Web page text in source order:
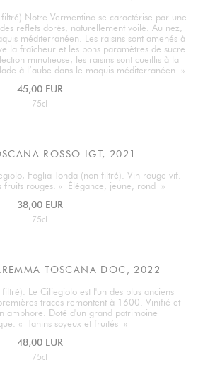
Notre Vermentino se caractérise par une
reflets dorés, naturellement voilé. Au nez,
méditerranéen. Les raisins sont amenés à
la fraîcheur et les bons paramètres de sucre
minutieuse, les raisins sont cueillis à la
à l’aube dans le maquis méditerranéen »
45,00 EUR
75cl
ROSSO IGT, 2021
Foglia Tonda (non filtré). Vin rouge vif.
fruits rouges. « Élégance, jeune, rond »
38,00 EUR
75cl
TOSCANA DOC, 2022
Le Ciliegiolo est l'un des plus anciens
traces remontent à 1600. Vinifié et
amphore. Doté d'un grand patrimoine
« Tanins soyeux et fruités »
48,00 EUR
75cl